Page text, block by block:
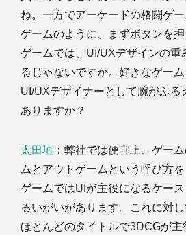
ね。一方でアーケードの格闘ゲ
ゲームのように、まずボタンを
ゲームでは、UI/UXデザインの重
るじゃないですか。好きなゲーム
UI/UXデザイナーとして腕がふる
ありますか？
太田垣 ：弊社では便宜上、ゲー
ムとアウトゲームという呼び方
ゲームではUIが主役になるケー
るいがいがあります。これに対し
ほとんどのタイトルで3DCGが